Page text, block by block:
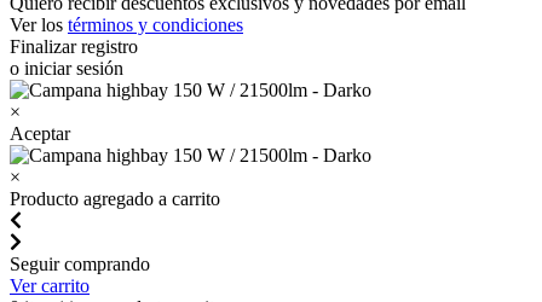
Ver los términos y condiciones
Finalizar registro
o iniciar sesión
×
Aceptar
×
Producto agregado a carrito
Seguir comprando
Ver carrito